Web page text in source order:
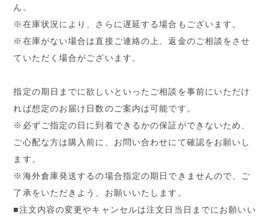
ん。
※在庫状況により、さらに遅延する場合もございます。
※在庫がない場合は直接ご連絡の上、返金のご相談をさせ
ていただく場合がございます。
指定の期日までに欲しいといったご相談を事前にいただけ
れば想定のお届け日数のご案内は可能です。
※必ずご指定の日に到着できるかの保証ができないため、
ご心配な方は購入前に、お問い合わせにて確認をお願いし
ます。
※海外倉庫発送するの場合指定の期日できませんので、ご
了承をいただきよう、お願いいたします。
■注文内容の変更やキャンセルは注文日当日までにお願いい